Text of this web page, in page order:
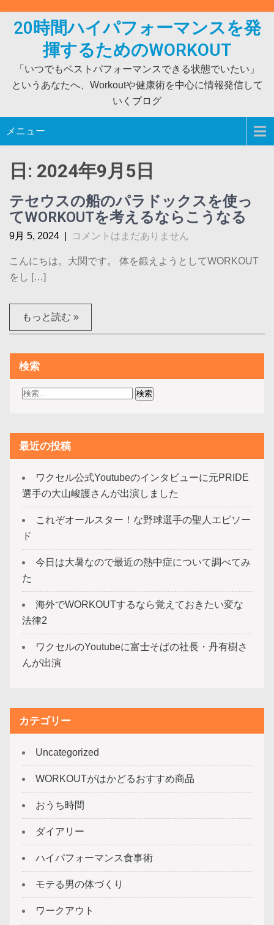
20時間ハイパフォーマンスを発
揮するためのWORKOUT
「いつでもベストパフォーマンスできる状態でいたい」
というあなたへ、Workoutや健康術を中心に情報発信して
いくブログ
メニュー
日: 2024年9月5日
テセウスの船のパラドックスを使っ
てWORKOUTを考えるならこうなる
9月 5, 2024 コメントはまだありません
こんにちは。大関です。 体を鍛えようとしてWORKOUT
をし […]
もっと読む »
検索
最近の投稿
ワクセル公式Youtubeのインタビューに元PRIDE
選手の大山峻護さんが出演しました
これぞオールスター！な野球選手の聖人エピソー
ド
今日は大暑なので最近の熱中症について調べてみ
た
海外でWORKOUTするなら覚えておきたい変な
法律2
ワクセルのYoutubeに富士そばの社長・丹有樹さ
んが出演
カテゴリー
Uncategorized
WORKOUTがはかどるおすすめ商品
おうち時間
ダイアリー
ハイパフォーマンス食事術
モテる男の体づくり
ワークアウト